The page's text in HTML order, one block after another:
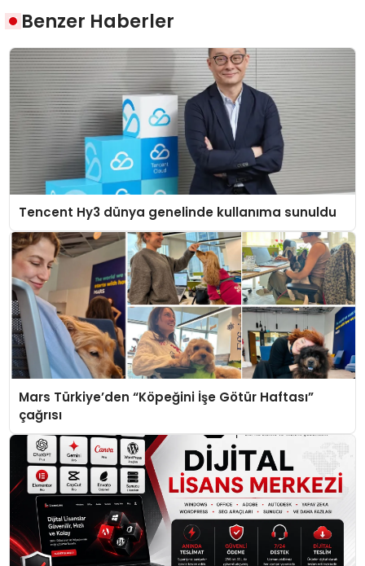
Benzer Haberler
Tencent Hy3 dünya genelinde kullanıma sunuldu
Mars Türkiye’den “Köpeğini İşe Götür Haftası”
çağrısı